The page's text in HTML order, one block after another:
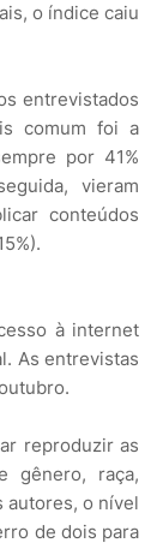
o índice caiu
entrevistados
comum foi a
por 41%
vieram
conteúdos
à internet
As entrevistas
reproduzir as
gênero, raça,
autores, o nível
de dois para